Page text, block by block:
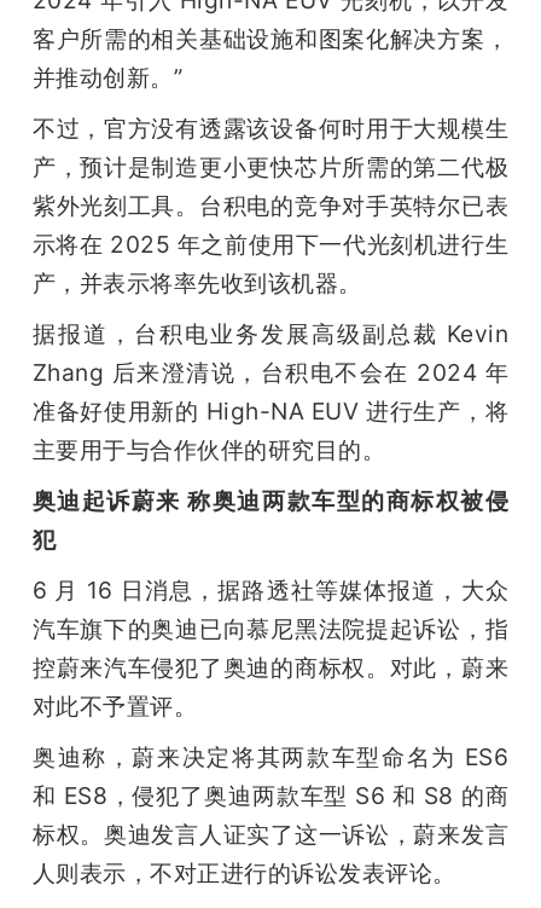
客户所需的相关基础设施和图案化解决方案，
并推动创新。”
不过，官方没有透露该设备何时用于大规模生
产，预计是制造更小更快芯片所需的第二代极
紫外光刻工具。台积电的竞争对手英特尔已表
示将在 2025 年之前使用下一代光刻机进行生
产，并表示将率先收到该机器。
据报道，台积电业务发展高级副总裁 Kevin
Zhang 后来澄清说，台积电不会在 2024 年
准备好使用新的 High-NA EUV 进行生产，将
主要用于与合作伙伴的研究目的。
奥迪起诉蔚来 称奥迪两款车型的商标权被侵
犯
6 月 16 日消息，据路透社等媒体报道，大众
汽车旗下的奥迪已向慕尼黑法院提起诉讼，指
控蔚来汽车侵犯了奥迪的商标权。对此，蔚来
对此不予置评。
奥迪称，蔚来决定将其两款车型命名为 ES6
和 ES8，侵犯了奥迪两款车型 S6 和 S8 的商
标权。奥迪发言人证实了这一诉讼，蔚来发言
人则表示，不对正进行的诉讼发表评论。